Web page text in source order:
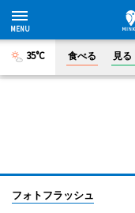
35°C 食べる 見る
フォトフラッシュ